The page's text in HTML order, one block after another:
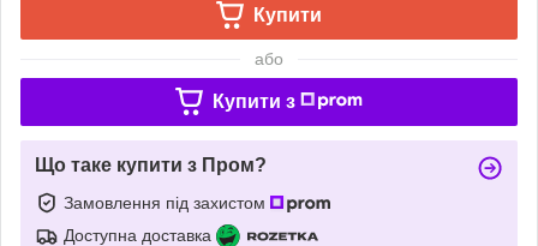
Купити
або
Купити з
Що таке купити з Пром?
Замовлення під захистом
Доступна доставка